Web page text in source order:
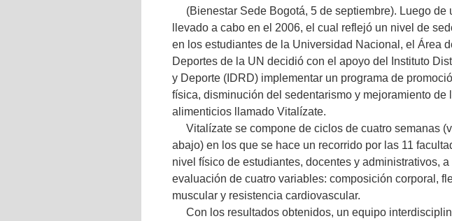
(Bienestar Sede Bogotá, 5 de septiembre). Luego de
llevado a cabo en el 2006, el cual reflejó un nivel de
en los estudiantes de la Universidad Nacional, el Área
Deportes de la UN decidió con el apoyo del Instituto
y Deporte (IDRD) implementar un programa de
física, disminución del sedentarismo y mejoramiento de
alimenticios llamado Vitalízate.
Vitalízate se compone de ciclos de cuatro semanas
abajo) en los que se hace un recorrido por las 11
nivel físico de estudiantes, docentes y administrativos, a
evaluación de cuatro variables: composición corporal,
muscular y resistencia cardiovascular.
Con los resultados obtenidos, un equipo